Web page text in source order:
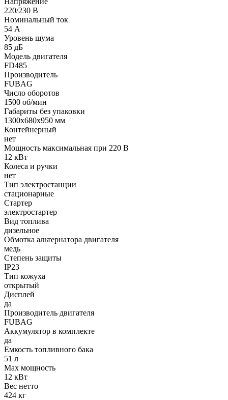
220/230 В
Номинальный ток
54 А
Уровень шума
85 дБ
Модель двигателя
FD485
Производитель
FUBAG
Число оборотов
1500 об/мин
Габариты без упаковки
1300х680х950 мм
Контейнерный
нет
Мощность максимальная при 220 В
12 кВт
Колеса и ручки
нет
Тип электростанции
стационарные
Стартер
электростартер
Вид топлива
дизельное
Обмотка альтернатора двигателя
медь
Степень защиты
IP23
Тип кожуха
открытый
Дисплей
да
Производитель двигателя
FUBAG
Аккумулятор в комплекте
да
Емкость топливного бака
51 л
Max мощность
12 кВт
Вес нетто
424 кг